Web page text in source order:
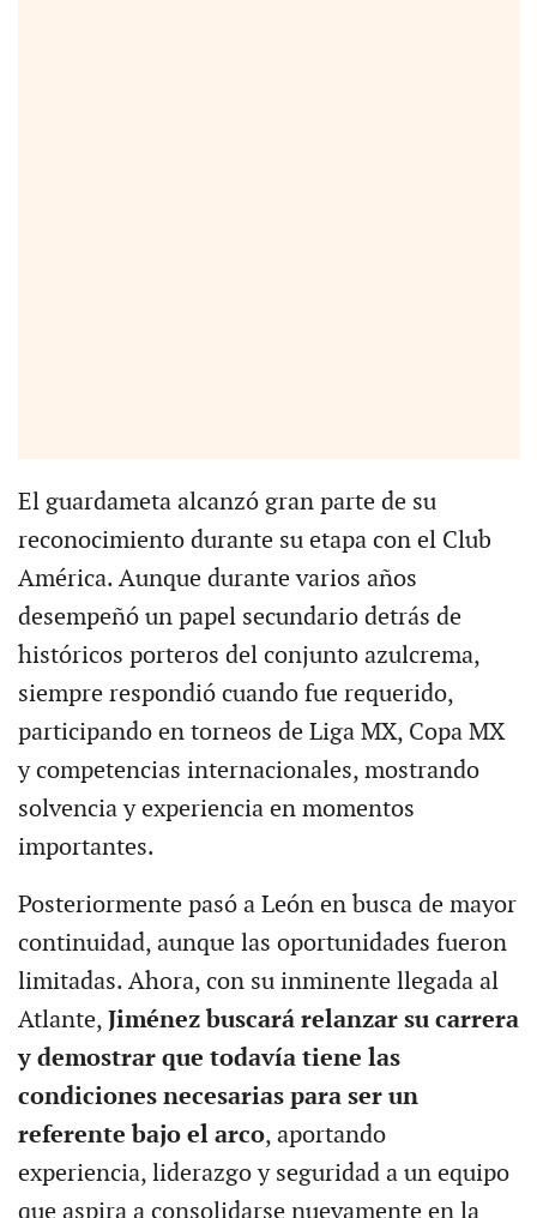
El guardameta alcanzó gran parte de su
reconocimiento durante su etapa con el Club
América. Aunque durante varios años
desempeñó un papel secundario detrás de
históricos porteros del conjunto azulcrema,
siempre respondió cuando fue requerido,
participando en torneos de Liga MX, Copa MX
y competencias internacionales, mostrando
solvencia y experiencia en momentos
importantes.
Posteriormente pasó a León en busca de mayor
continuidad, aunque las oportunidades fueron
limitadas. Ahora, con su inminente llegada al
Atlante, Jiménez buscará relanzar su carrera
y demostrar que todavía tiene las
condiciones necesarias para ser un
referente bajo el arco, aportando
experiencia, liderazgo y seguridad a un equipo
que aspira a consolidarse nuevamente en la